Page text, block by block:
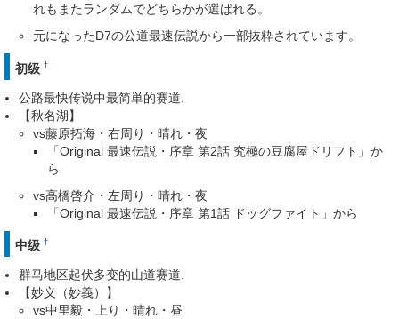
れもまたランダムでどちらかが選ばれる。
元になったD7の公道最速伝説から一部抜粋されています。
初级 †
公路最快传说中最简単的赛道.
【秋名湖】
vs藤原拓海・右周り・晴れ・夜
「Original 最速伝説・序章 第2話 究極の豆腐屋ドリフト」か
ら
vs高橋啓介・左周り・晴れ・夜
「Original 最速伝説・序章 第1話 ドッグファイト」から
中级 †
群马地区起伏多变的山道赛道.
【妙义（妙義）】
vs中里毅・上り・晴れ・昼